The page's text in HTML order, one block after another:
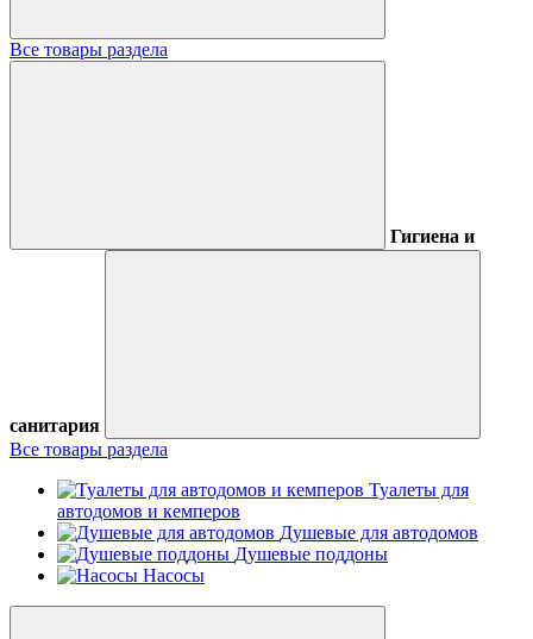
Все товары раздела
Гигиена и
санитария
Все товары раздела
Туалеты для
автодомов и кемперов
Душевые для автодомов
Душевые поддоны
Насосы